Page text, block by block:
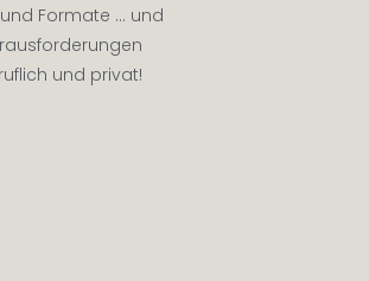
Formate … und
und privat!